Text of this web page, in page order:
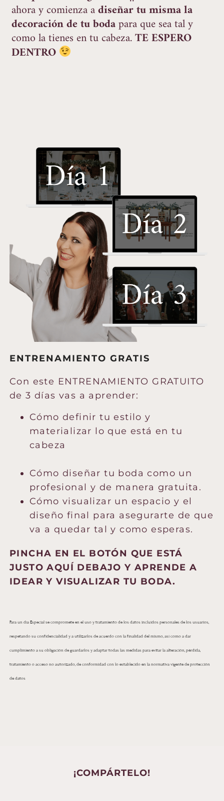
ahora y comienza adiseñar tu misma la
decoración de tu bodapara que sea tal y
como la tienes en tu cabeza.TE ESPERO
DENTRO
ENTRENAMIENTO GRATIS
Con este ENTRENAMIENTO GRATUITO
de 3 días vas a aprender:
Cómo definir tu estilo y
materializar lo que está en tu
cabeza
Cómo diseñar tu boda como un
profesional y de manera gratuita.
Cómo visualizar un espacio y el
diseño final para asegurarte de que
va a quedar tal y como esperas.
PINCHA EN EL BOTÓN QUE ESTÁ
JUSTO AQUÍ DEBAJO Y APRENDE A
IDEAR Y VISUALIZAR TU BODA.
Para un día Especial se compromete en el uso y tratamiento de los datos incluidos personales de los usuarios,
respetando su confidencialidad y a utilizarlos de acuerdo con la finalidad del mismo, así como a dar
cumplimiento a su obligación de guardarlos y adaptar todas las medidas para evitar la alteración, pérdida,
tratamiento o acceso no autorizado, de conformidad con lo establecido en la normativa vigente de protección
de datos
¡COMPÁRTELO!